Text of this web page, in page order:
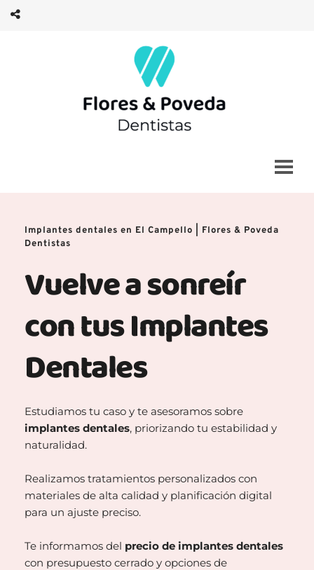
Implantes dentales en El Campello | Flores & Poveda
Dentistas
Vuelve a sonreír
con tus Implantes
Dentales
implantes dentales, priorizando tu estabilidad y
naturalidad.
Realizamos tratamientos personalizados con
materiales de alta calidad y planificación digital
para un ajuste preciso.
Te informamos del precio de implantes dentales
con presupuesto cerrado y opciones de